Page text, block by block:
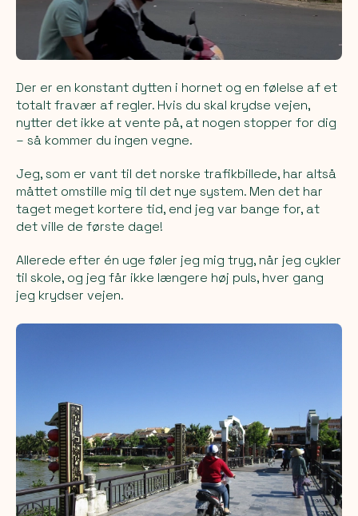
Der er en konstant dytten i hornet og en følelse af et
totalt fravær af regler. Hvis du skal krydse vejen,
nytter det ikke at vente på, at nogen stopper for dig
– så kommer du ingen vegne.
Jeg, som er vant til det norske trafikbillede, har altså
måttet omstille mig til det nye system. Men det har
taget meget kortere tid, end jeg var bange for, at
det ville de første dage!
Allerede efter én uge føler jeg mig tryg, når jeg cykler
til skole, og jeg får ikke længere høj puls, hver gang
jeg krydser vejen.